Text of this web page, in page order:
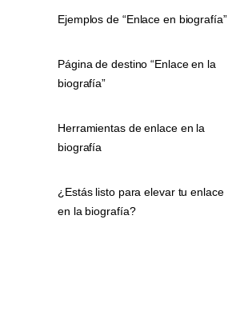
Ejemplos de “Enlace en biografía”
Página de destino “Enlace en la
biografía”
Herramientas de enlace en la
biografía
¿Estás listo para elevar tu enlace
en la biografía?